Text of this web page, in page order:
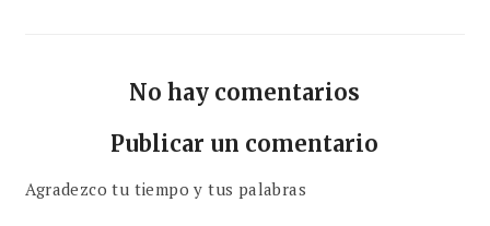
No hay comentarios
Publicar un comentario
Agradezco tu tiempo y tus palabras